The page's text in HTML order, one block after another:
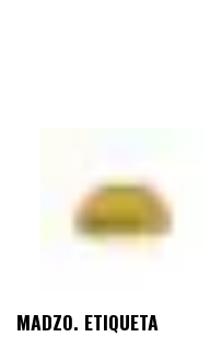
MADZO. ETIQUETA